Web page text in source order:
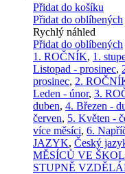
Přidat do košíku
Přidat do oblíbených
Rychlý náhled
Přidat do oblíbených
1. ROČNÍK, 1.
Listopad - prosinec,
prosinec, 2.
Leden - únor, 3.
duben, 4. Březen -
červen, 5. Květen -
více měsíci, 6.
JAZYK, Český
MĚSÍCŮ VE
STUPNĚ